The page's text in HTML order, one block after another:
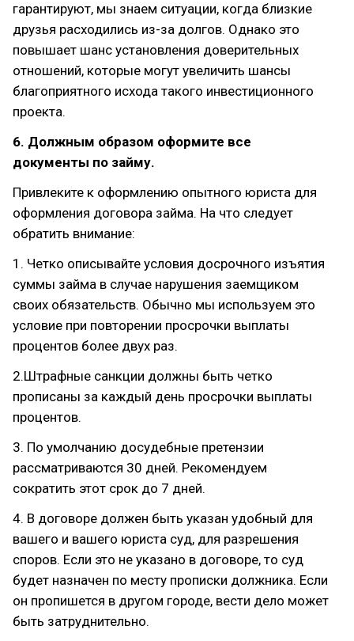
гарантируют, мы знаем ситуации, когда близкие
друзья расходились из-за долгов. Однако это
повышает шанс установления доверительных
отношений, которые могут увеличить шансы
благоприятного исхода такого инвестиционного
проекта.
6. Должным образом оформите все
документы по займу.
Привлеките к оформлению опытного юриста для
оформления договора займа. На что следует
обратить внимание:
1. Четко описывайте условия досрочного изъятия
суммы займа в случае нарушения заемщиком
своих обязательств. Обычно мы используем это
условие при повторении просрочки выплаты
процентов более двух раз.
2.Штрафные санкции должны быть четко
прописаны за каждый день просрочки выплаты
процентов.
3. По умолчанию досудебные претензии
рассматриваются 30 дней. Рекомендуем
сократить этот срок до 7 дней.
4. В договоре должен быть указан удобный для
вашего и вашего юриста суд, для разрешения
споров. Если это не указано в договоре, то суд
будет назначен по месту прописки должника. Если
он пропишется в другом городе, вести дело может
быть затруднительно.